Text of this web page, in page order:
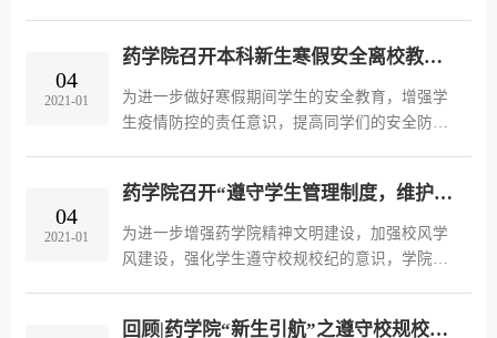
传，在工作质量和...
烈”主题活动，深入推进党史学习教育，缅怀革命
先烈，传承红色基因，不断增强青年学生干部爱
党爱国爱社会主义的情感。 桃花红雨英雄血，碧
号召，将网络平...
04
2021-01
药学院召开本科新生寒假安全离校教育主题班会
为进一步做好寒假期间学生的安全教育，增强学
生疫情防控的责任意识，提高同学们的安全防范
主题班会，药学院党总支书记路义旭老师、副院
长、副书记黄火强老师、团委书记秦晨老师出席
本次会议。黄火强老师首先向同学们介绍了下学
绩。 路义旭老师鼓励同...
04
2021-01
药学院召开“遵守学生管理制度，维护学术科学规范” 主题班会
为进一步增强药学院精神文明建设，加强校风学
风建设，强化学生遵守校规校纪的意识，学院于
回顾|药学院“新生引航”之遵守校规校纪专项教育活动